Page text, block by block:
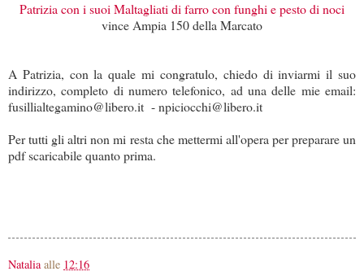
Patrizia con i suoi Maltagliati di farro con funghi e pesto di noci
vince Ampia 150 della Marcato
A Patrizia, con la quale mi congratulo, chiedo di inviarmi il suo
indirizzo, completo di numero telefonico, ad una delle mie email:
fusillialtegamino@libero.it - npiciocchi@libero.it
Per tutti gli altri non mi resta che mettermi all'opera per preparare un
pdf scaricabile quanto prima.
Natalia alle 12:16